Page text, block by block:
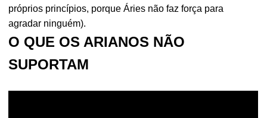
próprios princípios, porque Áries não faz força para
agradar ninguém).
O QUE OS ARIANOS NÃO
SUPORTAM